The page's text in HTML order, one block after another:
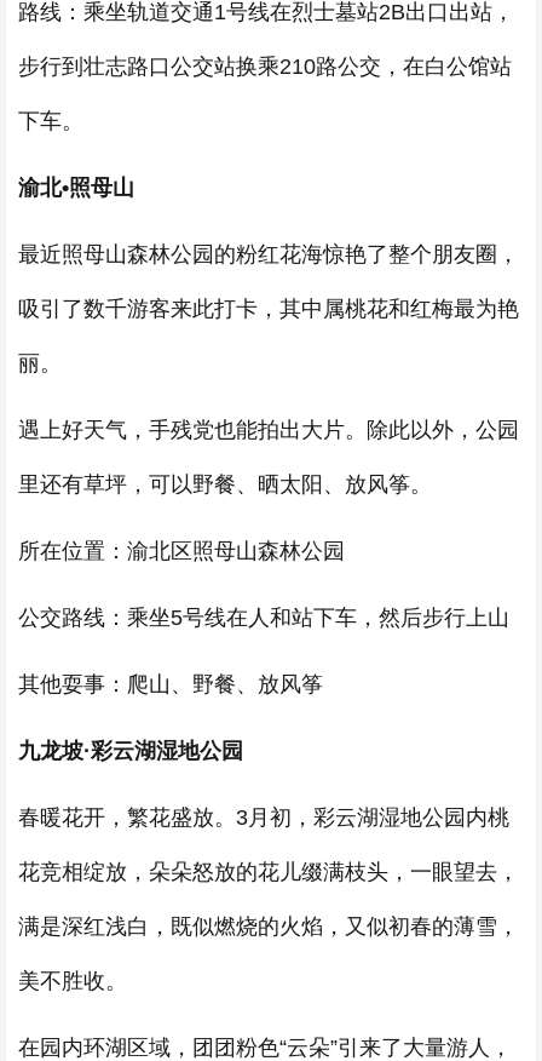
路线：乘坐轨道交通1号线在烈士墓站2B出口出站，
步行到壮志路口公交站换乘210路公交，在白公馆站
下车。
渝北•照母山
最近照母山森林公园的粉红花海惊艳了整个朋友圈，
吸引了数千游客来此打卡，其中属桃花和红梅最为艳
丽。
遇上好天气，手残党也能拍出大片。除此以外，公园
里还有草坪，可以野餐、晒太阳、放风筝。
所在位置：渝北区照母山森林公园
公交路线：乘坐5号线在人和站下车，然后步行上山
其他耍事：爬山、野餐、放风筝
九龙坡·彩云湖湿地公园
春暖花开，繁花盛放。3月初，彩云湖湿地公园内桃
花竞相绽放，朵朵怒放的花儿缀满枝头，一眼望去，
满是深红浅白，既似燃烧的火焰，又似初春的薄雪，
美不胜收。
在园内环湖区域，团团粉色“云朵”引来了大量游人，